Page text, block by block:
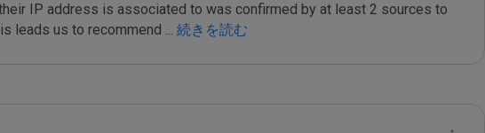
IP address is associated to was confirmed by at least 2 sources to
leads us to recommend ... 続きを読む